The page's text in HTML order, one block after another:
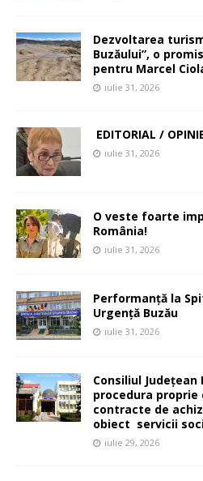
Dezvoltarea
Buzăului”, o
pentru Marcel
iulie 31, 2026
EDITORIAL /
iulie 31, 2026
O veste foarte
România!
iulie 31, 2026
Performanță la
Urgență Buzău
iulie 31, 2026
Consiliul
procedura
contracte de
obiect servicii
iulie 29, 2026